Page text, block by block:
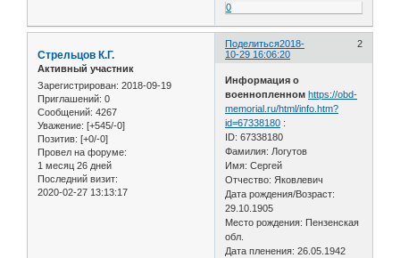
0
Поделиться 2
2018-
10-29 16:06:20
Стрельцов К.Г.
Активный участник
Зарегистрирован: 2018-09-19
Приглашений: 0
Сообщений: 4267
Уважение: [+545/-0]
Позитив: [+0/-0]
Провел на форуме:
1 месяц 26 дней
Последний визит:
2020-02-27 13:13:17
Информация о
военнопленном https://obd-
memorial.ru/html/info.htm?
id=67338180 :
ID: 67338180
Фамилия: Логутов
Имя: Сергей
Отчество: Яковлевич
Дата рождения/Возраст:
29.10.1905
Место рождения: Пензенская
обл.
Дата пленения: 26.05.1942